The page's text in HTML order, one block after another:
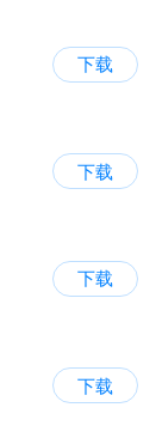
下载
下载
下载
下载